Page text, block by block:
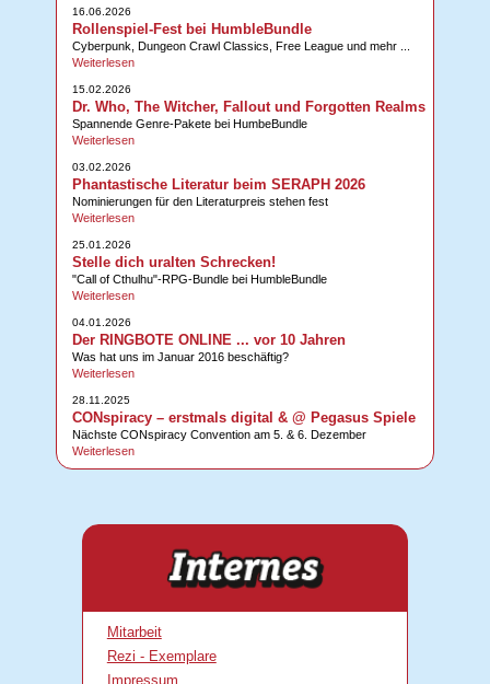
16.06.2026
Rollenspiel-Fest bei HumbleBundle
Cyberpunk, Dungeon Crawl Classics, Free League und mehr ...
Weiterlesen
15.02.2026
Dr. Who, The Witcher, Fallout und Forgotten Realms
Spannende Genre-Pakete bei HumbeBundle
Weiterlesen
03.02.2026
Phantastische Literatur beim SERAPH 2026
Nominierungen für den Literaturpreis stehen fest
Weiterlesen
25.01.2026
Stelle dich uralten Schrecken!
"Call of Cthulhu"-RPG-Bundle bei HumbleBundle
Weiterlesen
04.01.2026
Der RINGBOTE ONLINE ... vor 10 Jahren
Was hat uns im Januar 2016 beschäftig?
Weiterlesen
28.11.2025
CONspiracy – erstmals digital & @ Pegasus Spiele
Nächste CONspiracy Convention am 5. & 6. Dezember
Weiterlesen
Mitarbeit
Rezi - Exemplare
Impressum